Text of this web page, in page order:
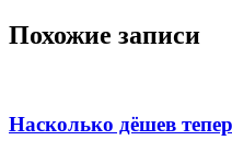
Похожие записи
Насколько дёшев